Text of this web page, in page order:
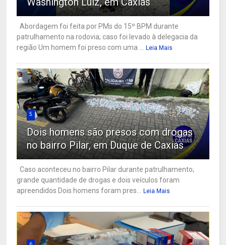
Abordagem foi feita por PMs do 15º BPM durante
patrulhamento na rodovia; caso foi levado à delegacia da
região Um homem foi preso com uma ...
Leia Mais
5
Dois homens são presos com drogas
no bairro Pilar, em Duque de Caxias
Caso aconteceu no bairro Pilar durante patrulhamento;
grande quantidade de drogas e dois veículos foram
apreendidos Dois homens foram pres...
Leia Mais